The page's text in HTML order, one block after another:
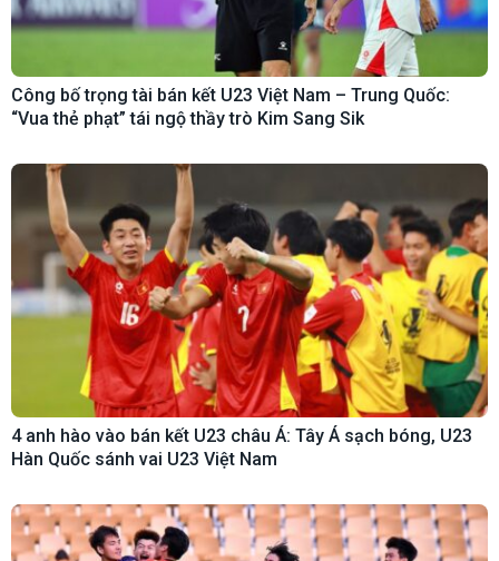
Công bố trọng tài bán kết U23 Việt Nam – Trung Quốc:
“Vua thẻ phạt” tái ngộ thầy trò Kim Sang Sik
4 anh hào vào bán kết U23 châu Á: Tây Á sạch bóng, U23
Hàn Quốc sánh vai U23 Việt Nam